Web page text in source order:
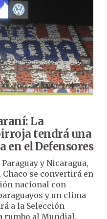
La
tendrá una
el Defensores
y Nicaragua,
se convertirá en
nacional con
y un clima
a la Selección
rumbo al Mundial.